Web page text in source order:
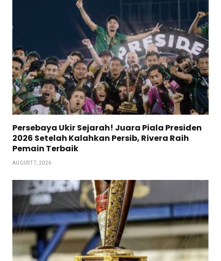
Persebaya Ukir Sejarah! Juara Piala Presiden
2026 Setelah Kalahkan Persib, Rivera Raih
Pemain Terbaik
AUGUST 7, 2026